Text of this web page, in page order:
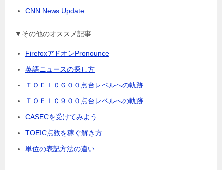
CNN News Update
▼その他のオススメ記事
FirefoxアドオンPronounce
英語ニュースの探し方
ＴＯＥＩＣ６００点台レベルへの軌跡
ＴＯＥＩＣ９００点台レベルへの軌跡
CASECを受けてみよう
TOEIC点数を稼ぐ解き方
単位の表記方法の違い